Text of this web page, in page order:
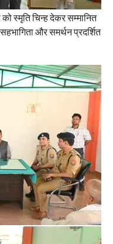
स्मृति चिन्ह देकर सम्मानित
और समर्थन प्रदर्शित